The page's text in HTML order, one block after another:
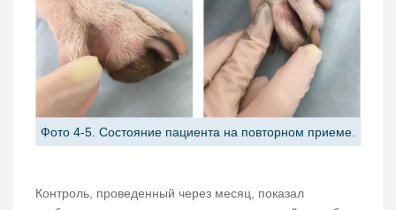
Фото 4-5. Состояние пациента на повторном приеме.
Контроль, проведенный через месяц, показал